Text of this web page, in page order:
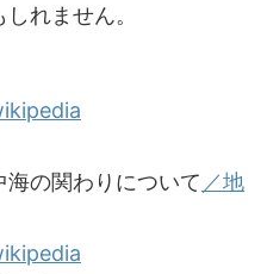
れません。
の関わりについて ／地